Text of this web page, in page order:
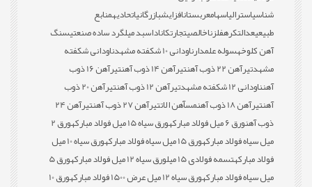
شناسیاسترالیاسهامعربستانافزایشبازرگانیاتحادیهمنابع
طبیعیعدالتکرهفلزناخالصیتجارتکاناداسبد میلگرد ساده صنعتیسنگ
آهن کلوخهسوله علمدارناودانی 10 شکفته مشهد
ناودانی شکفته
مشهدتیرآهن 22 ذوب آهن تیرآهن 14 ذوب آهن
تیرآهن 16 ذوب
آهنناودانی 12 شکفته مشهد تیرآهن 12 ذوب آهن
تیرآهن 20 ذوب
آهنتیرآهن 18 ذوب آهن مسآهن الاتتیرآهن 27 ذوب آهن
تیرآهن 24
ذوب آهنورق 6 میل فولاد مبارکه ورق سیاه 15 میل فولاد مبارکه
ورق 2
میل سیاه فولاد مبارکهورق 15 میل سیاه فولاد مبارکه
ورق سیاه 10 میل
فولاد مبارکهتسمه فولادی 15 میل ورق سیاه 12 میل فولاد مبارکه
ورق 5
میل سیاه فولاد مبارکهورق سیاه 12 میل عرض 1500 فولاد مبارکه
ورق 10